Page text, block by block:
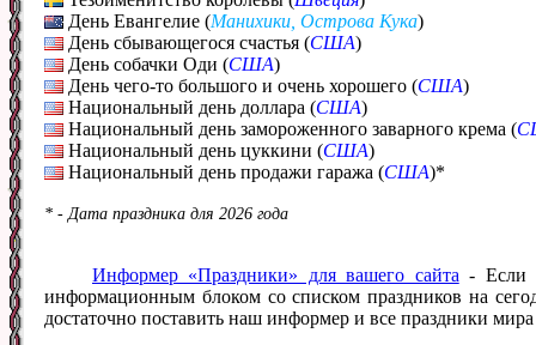
День Евангелие (Манихики, Острова Кука)
День сбывающегося счастья (США)
День собачки Оди (США)
День чего-то большого и очень хорошего (США)
Национальный день доллара (США)
Национальный день замороженного заварного крема (
Национальный день цуккини (США)
Национальный день продажи гаража (США)*
* - Дата праздника для 2026 года
Информер «Праздники» для вашего сайта - Если
информационным блоком со списком праздников на
достаточно поставить наш информер и все праздники мира